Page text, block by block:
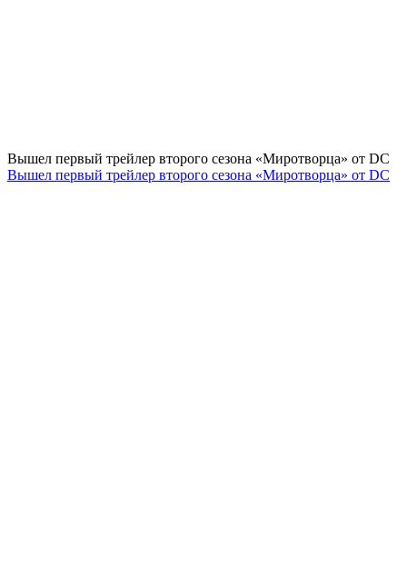
Вышел первый трейлер второго сезона «Миротворца» от DC
Вышел первый трейлер второго сезона «Миротворца» от DC